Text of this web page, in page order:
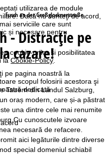
utilizarea de module
Dacă nu sunteţi de acord,
serviciile care sunt
și necesare pentru
cookie-urilor şi posibilitatea
laCookie-Policy.
pe pagina noastră la
scopul folosirii acestora şi
dedicată
Fusch an der Großglocknerstraße
- Distracţie pe
cazare!
Tauern din Landul Salzburg,
oraș modern, care și-a păstrat
una dintre cele mai renumite
cunoscutele izvoare
necesară de refacere.
aici legăturile dintre diverse
special domeniul schiabil